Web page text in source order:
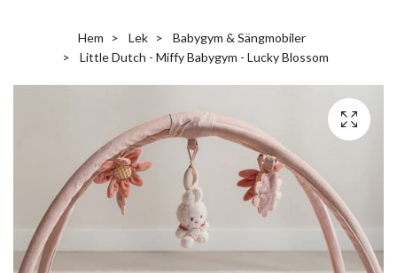
Hem Lek
Babygym & Sängmobiler
Little Dutch - Miffy Babygym - Lucky Blossom